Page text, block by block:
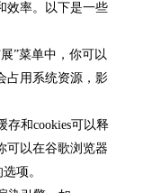
效率。以下是一些
”菜单中，你可以
占用系统资源，影
存和cookies可以释
可以在谷歌浏览器
项。